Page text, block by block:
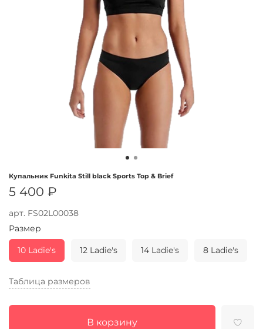
арт. FS02L00038
Купальник Funkita Still black Sports Top & Brief
5 400 ₽
Таблица размеров
В корзину
Размер
10 Ladie's 12 Ladie's 14 Ladie's 8 Ladie's